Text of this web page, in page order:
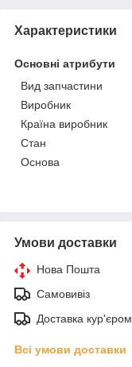
Характеристики
Основні атрибути
Вид запчастини
Виробник
Країна виробник
Стан
Основа
Умови доставки
Нова Пошта
Самовивіз
Доставка кур'єром
Всі умови доставки